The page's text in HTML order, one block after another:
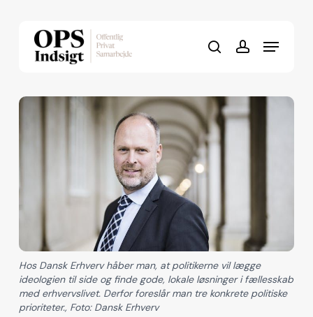
searchaccount
Menu
Hos Dansk Erhverv håber man, at politikerne vil lægge
ideologien til side og finde gode, lokale løsninger i fællesskab
med erhvervslivet. Derfor foreslår man tre konkrete politiske
prioriteter., Foto: Dansk Erhverv
Close